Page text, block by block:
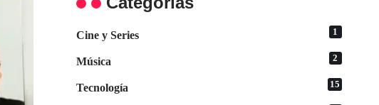
Cine y Series 1
Música 2
Tecnología 15